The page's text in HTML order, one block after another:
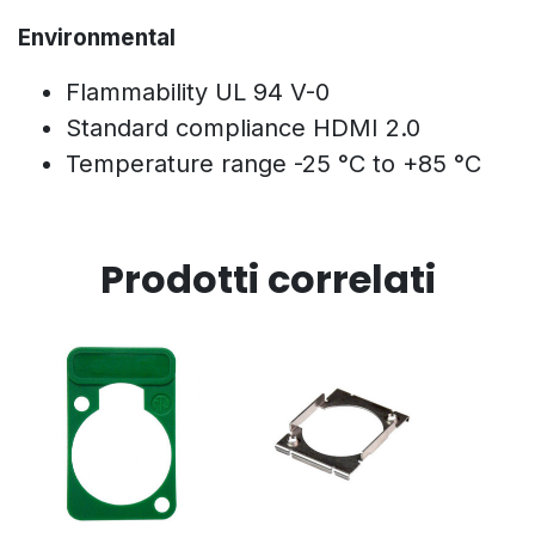
Environmental
Flammability UL 94 V-0
Standard compliance HDMI 2.0
Temperature range -25 °C to +85 °C
Prodotti correlati